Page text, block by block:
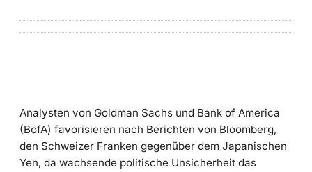
Analysten von Goldman Sachs und Bank of America
(BofA) favorisieren nach Berichten von Bloomberg,
den Schweizer Franken gegenüber dem Japanischen
Yen, da wachsende politische Unsicherheit das